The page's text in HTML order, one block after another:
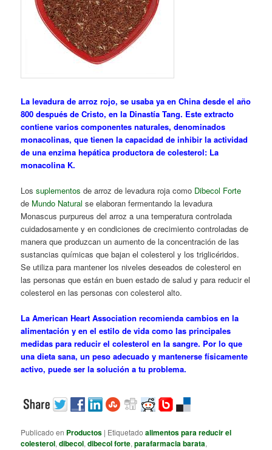
La levadura de arroz rojo, se usaba ya en China desde el año
800 después de Cristo, en la Dinastía Tang. Este extracto
contiene varios componentes naturales, denominados
monacolinas, que tienen la capacidad de inhibir la actividad
de una enzima hepática productora de colesterol: La
monacolina K.
Lossuplementos de arroz de levadura roja como Dibecol Forte
de Mundo Natural se elaboran fermentando la levadura
Monascus purpureus del arroz a una temperatura controlada
cuidadosamente y en condiciones de crecimiento controladas de
manera que produzcan un aumento de la concentración de las
sustancias químicas que bajan el colesterol y los triglicéridos.
Se utiliza para mantener los niveles deseados de colesterol en
las personas que están en buen estado de salud y para reducir el
colesterol en las personas con colesterol alto.
La American Heart Association recomienda cambios en la
alimentación y en el estilo de vida como las principales
medidas para reducir el colesterol en la sangre. Por lo que
una dieta sana, un peso adecuado y mantenerse físicamente
activo, puede ser la solución a tu problema.
Publicado en Productos | Etiquetado alimentos para reducir el
colesterol,dibecol,dibecol forte,parafarmacia barata,